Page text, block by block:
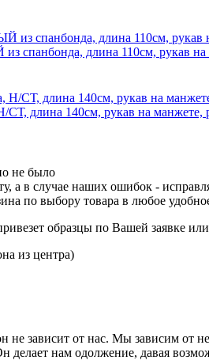
длина 110см, рукав на
длина 140см, рукав на манжете,
не было
а в случае наших ошибок -
по выбору товара в любое
образцы по Вашей заявке
из центра)
не зависит от нас. Мы зависим
нам одолжение, давая